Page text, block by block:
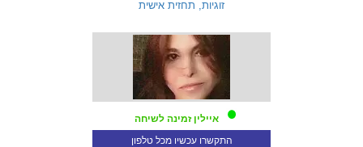
זוגיות, תחזית אישית
איילין זמינה לשיחה
התקשרו עכשיו מכל טלפון